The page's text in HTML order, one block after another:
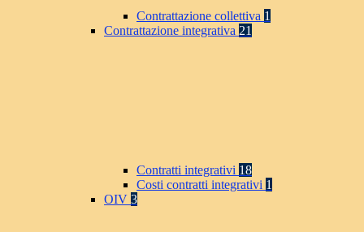
Contrattazione collettiva 1
Contrattazione integrativa 21
Contratti integrativi 18
Costi contratti integrativi 1
OIV 3